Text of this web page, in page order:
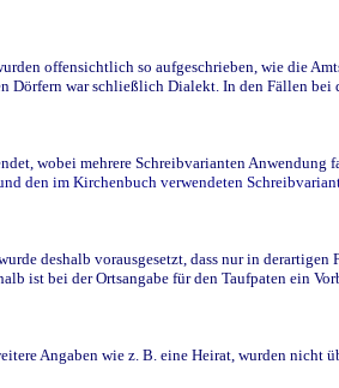
offensichtlich so aufgeschrieben, wie die
Dörfern war schließlich Dialekt. In den Fällen
wobei mehrere Schreibvarianten
den im Kirchenbuch verwendeten
deshalb vorausgesetzt, dass nur in
ist bei der Ortsangabe für den Taufpaten ein
Angaben wie z. B. eine Heirat, wurden nicht